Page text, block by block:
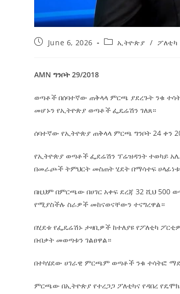
June 6, 2026 ኢትዮጵያ / ፖለቲካ
AMN ግንቦት 29/2018
ወጣቶች በሰባተኛው ጠቅላላ ምርጫ ያደረጉት ንቁ
መሆኑን የኢትዮጵያ ወጣቶች ፌዴሬሽን ገለጸ።
ሰባተኛው የኢትዮጵያ ጠቅላላ ምርጫ ግንቦት 24 ቀን
የኢትዮጵያ ወጣቶች ፌደሬሽን ፕሬዝዳንት ተወካይ
በመራጮች ትምህርት መስጠት ሂደት በማሳተፍ
በዚህም በምርጫው በሀገር አቀፍ ደረጃ 32 ሺህ 500
የሚያስችሉ ስራዎች መከናወናቸውን ተናግረዋል።
በሂደቱ የፌዴሬሽኑ ታዛቢዎች ከተለያዩ የፖለቲካ
በብቃት መወጣቱን ገልፀዋል።
በተካሄደው ሀገራዊ ምርጫም ወጣቶች ንቁ ተሳትፎ
ምርጫው በኢትዮጵያ የተረጋጋ ፖለቲካና የዳበረ